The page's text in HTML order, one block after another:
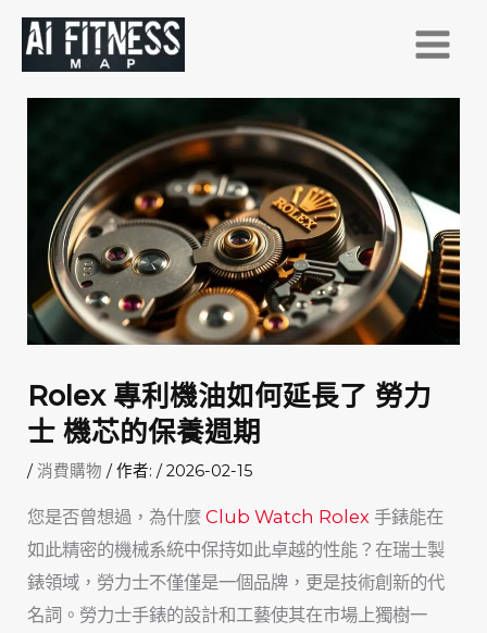
Rolex 專利機油如何延長了 勞力
士 機芯的保養週期
/消費購物 / 作者:/2026-02-15
您是否曾想過，為什麼Club Watch Rolex 手錶能在
如此精密的機械系統中保持如此卓越的性能？在瑞士製
錶領域，勞力士不僅僅是一個品牌，更是技術創新的代
名詞。勞力士手錶的設計和工藝使其在市場上獨樹一